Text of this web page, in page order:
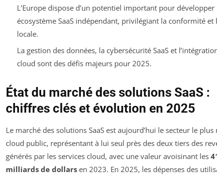
L’Europe dispose d’un potentiel important pour développer
écosystème SaaS indépendant, privilégiant la conformité et
locale.
La gestion des données, la cybersécurité SaaS et
cloud sont des défis majeurs pour 2025.
État du marché des solutions SaaS :
chiffres clés et évolution en 2025
Le marché des solutions SaaS est aujourd’hui le secteur le plus
cloud public, représentant à lui seul près des deux tiers des
générés par les services cloud, avec une valeur avoisinant les
milliards de dollars en 2023. En 2025, les dépenses des